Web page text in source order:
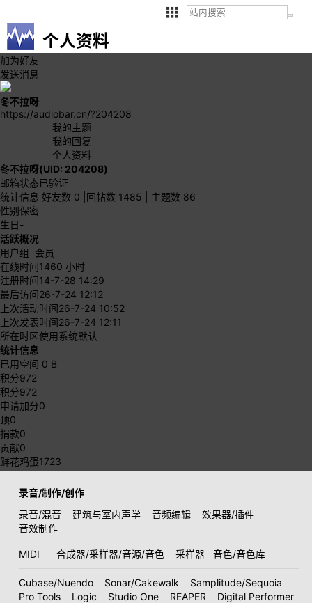
个人资料
加为好友
发送消息
冬不拉呀
https://audiobar.cn/?204208
我的主题
我的回复
个人资料
冬不拉呀(UID: 204208)
邮箱状态已验证
统计信息 好友数 0 回帖数 1485
主题数 86
性别保密
生日-
活跃概况
用户组 会员
在线时间1460 小时
注册时间14-7-28 14:29
最后访问26-7-24 12:12
上次活动时间26-7-24 10:52
上次发表时间26-7-24 12:11
所在时区使用系统默认
统计信息
已用空间 0 B
积分972
积分972
申请加分0
顶0
捐款0
贡献0
鲜花鸡蛋1723
录音/制作/创作
录音/混音
建筑与室内声学 音频编辑
效果器/插件
音效制作
MIDI 合成器/采样器/音源/音色 采样器 音色/音色库
Cubase/Nuendo Sonar/Cakewalk
Samplitude/Sequoia
Pro Tools
Logic Studio One REAPER
Digital Performer